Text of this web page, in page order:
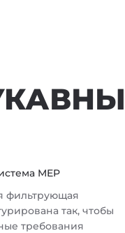
MEP
фильтрующая
так, чтобы
требования